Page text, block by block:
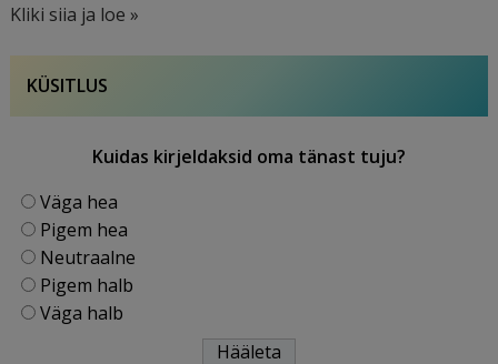
Kliki siia ja loe »
KÜSITLUS
Kuidas kirjeldaksid oma tänast tuju?
Väga hea
Pigem hea
Neutraalne
Pigem halb
Väga halb